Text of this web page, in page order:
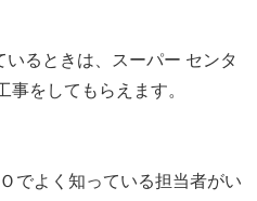
るときは、スーパー センタ
事をしてもらえます。
でよく知っている担当者がい